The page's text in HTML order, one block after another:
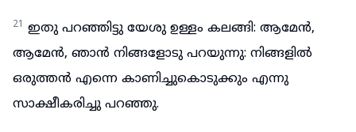
21 ഇതു പറഞ്ഞിട്ടു യേശു ഉള്ളം കലങ്ങി: ആമേൻ,
ആമേൻ, ഞാൻ നിങ്ങളോടു പറയുന്നു: നിങ്ങളിൽ
ഒരുത്തൻ എന്നെ കാണിച്ചുകൊടുക്കും എന്നു
സാക്ഷീകരിച്ചു പറഞ്ഞു.